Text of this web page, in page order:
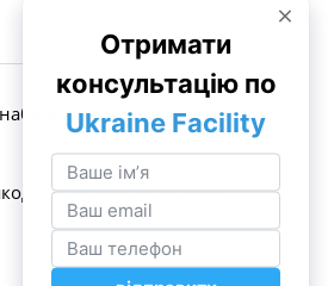
покращуючи
м'яких тканин,